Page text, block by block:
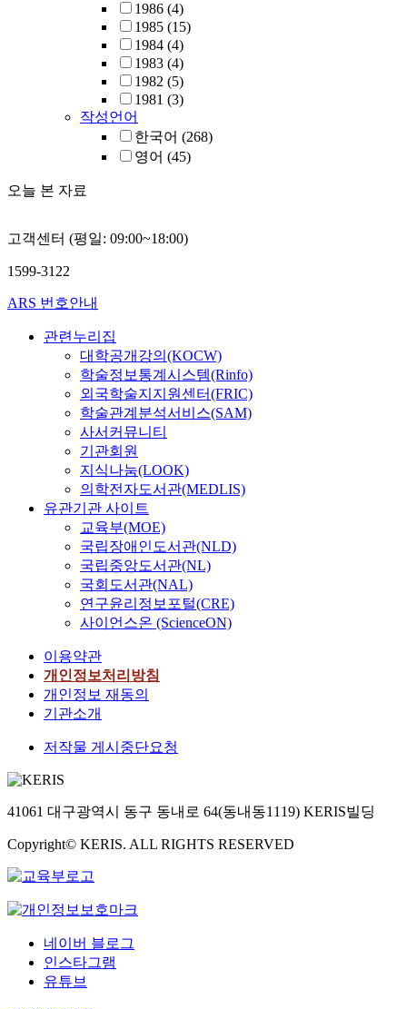
1986 (4)
1985 (15)
1984 (4)
1983 (4)
1982 (5)
1981 (3)
작성언어
한국어 (268)
영어 (45)
오늘 본 자료
고객센터 (평일: 09:00~18:00)
1599-3122
ARS 번호안내
관련누리집
대학공개강의(KOCW)
학술정보통계시스템(Rinfo)
외국학술지지원센터(FRIC)
학술관계분석서비스(SAM)
사서커뮤니티
기관회원
지식나눔(LOOK)
의학전자도서관(MEDLIS)
유관기관 사이트
교육부(MOE)
국립장애인도서관(NLD)
국립중앙도서관(NL)
국회도서관(NAL)
연구윤리정보포털(CRE)
사이언스온 (ScienceON)
이용약관
개인정보처리방침
개인정보 재동의
기관소개
저작물 게시중단요청
41061 대구광역시 동구 동내로 64(동내동1119) KERIS빌딩
Copyright© KERIS. ALL RIGHTS RESERVED
네이버 블로그
인스타그램
유튜브